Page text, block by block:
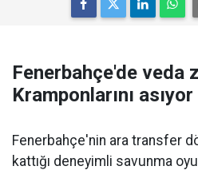
Fenerbahçe'de veda
Kramponlarını asıyor
Fenerbahçe'nin ara transfer
kattığı deneyimli savunma